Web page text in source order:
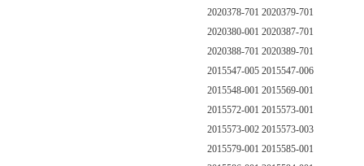
2020378-701 2020379-701
2020380-001 2020387-701
2020388-701 2020389-701
2015547-005 2015547-006
2015548-001 2015569-001
2015572-001 2015573-001
2015573-002 2015573-003
2015579-001 2015585-001